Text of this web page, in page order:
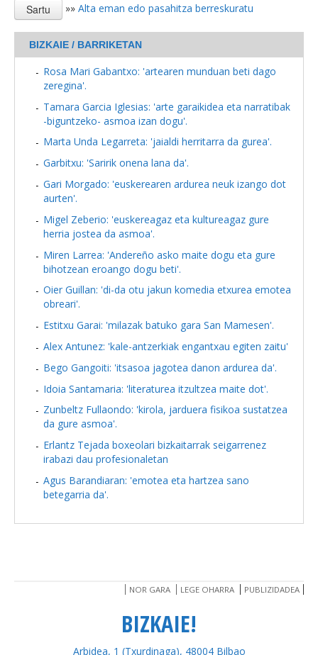
»» Alta eman edo pasahitza berreskuratu
BIZKAIE / BARRIKETAN
Rosa Mari Gabantxo: 'artearen munduan beti dago
zeregina'.
Tamara Garcia Iglesias: 'arte garaikidea eta narratibak
-biguntzeko- asmoa izan dogu'.
Marta Unda Legarreta: 'jaialdi herritarra da gurea'.
Garbitxu: 'Saririk onena lana da'.
Gari Morgado: 'euskerearen ardurea neuk izango dot
aurten'.
Migel Zeberio: 'euskereagaz eta kultureagaz gure
herria jostea da asmoa'.
Miren Larrea: 'Andereño asko maite dogu eta gure
bihotzean eroango dogu beti'.
Oier Guillan: 'di-da otu jakun komedia etxurea emotea
obreari'.
Estitxu Garai: 'milazak batuko gara San Mamesen'.
Alex Antunez: 'kale-antzerkiak engantxau egiten zaitu'
Bego Gangoiti: 'itsasoa jagotea danon ardurea da'.
Idoia Santamaria: 'literaturea itzultzea maite dot'.
Zunbeltz Fullaondo: 'kirola, jarduera fisikoa sustatzea
da gure asmoa'.
Erlantz Tejada boxeolari bizkaitarrak seigarrenez
irabazi dau profesionaletan
Agus Barandiaran: 'emotea eta hartzea sano
betegarria da'.
NOR GARA LEGE OHARRA PUBLIZIDADEA
BIZKAIE!
Arbidea, 1 (Txurdinaga), 48004 Bilbao